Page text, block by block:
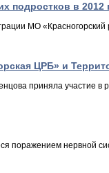
подростков в
МО
ЦРБ» и
приняла участие в
поражением нервной